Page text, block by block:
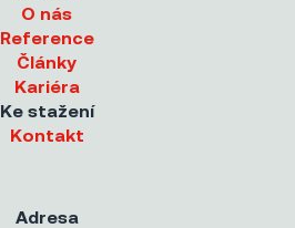
O nás
Reference
Články
Kariéra
Ke stažení
Kontakt
Adresa